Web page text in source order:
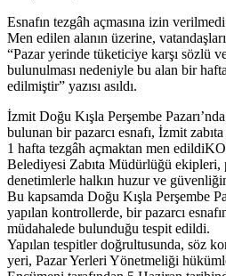
Esnafın tezgâh açmasına izin
Men edilen alanın üzerine,
“Pazar yerinde tüketiciye karşı sözlü
bulunulması nedeniyle bu alan bir
edilmiştir” yazısı asıldı.
​İzmit Doğu Kışla Perşembe
bulunan bir pazarcı esnafı, İzmit
1 hafta tezgâh açmaktan men
Belediyesi Zabıta Müdürlüğü ekipleri,
denetimlerle halkın huzur ve
Bu kapsamda Doğu Kışla Perşembe
yapılan kontrollerde, bir pazarcı
müdahalede bulunduğu tespit edildi.
Yapılan tespitler doğrultusunda, söz
yeri, Pazar Yerleri Yönetmeliği